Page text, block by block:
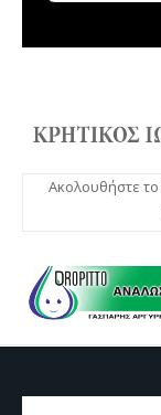
Ακολουθήστε το